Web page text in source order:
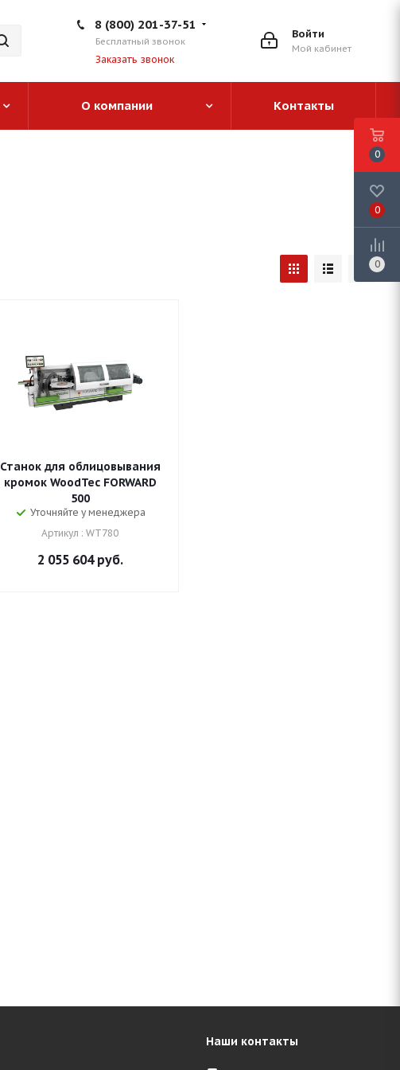
Войти
Мой кабинет
8 (800) 201-37-51
Бесплатный звонок
Заказать звонок
О компании Контакты
Станок для облицовывания
кромок WoodTec FORWARD
500
Уточняйте у менеджера
Артикул : WT780
2 055 604руб.
Наши контакты
0
0
0